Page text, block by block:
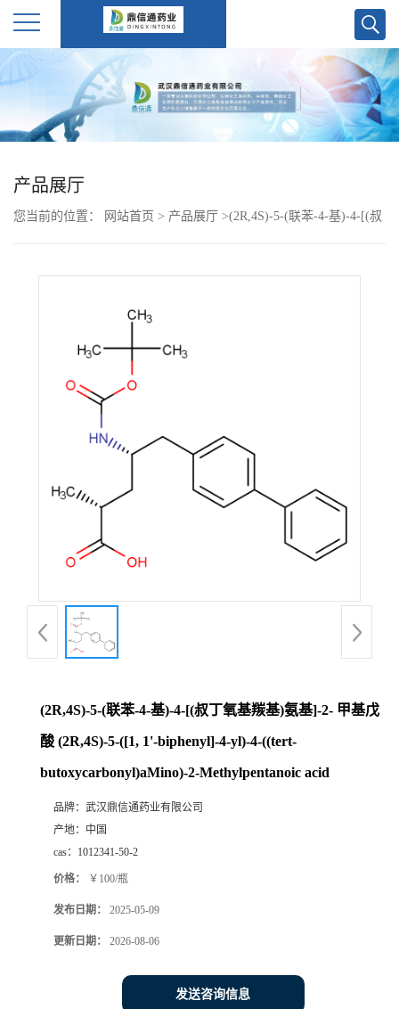
公
产
厅
产品展厅
您当前的位置： 网站首页 > 产品展厅 >(2R,4S)-5-(联苯-4-基)-4-[(叔
(2R,4S)-5-(联苯-4-基)-4-[(叔丁氧基羰基)氨基]-2- 甲基戊
酸 (2R,4S)-5-([1, 1'-biphenyl]-4-yl)-4-((tert-
butoxycarbonyl)aMino)-2-Methylpentanoic acid
品牌： 武汉鼎信通药业有限公司
产地： 中国
cas： 1012341-50-2
价格： ￥100/瓶
发布日期： 2025-05-09
更新日期： 2026-08-06
发送咨询信息